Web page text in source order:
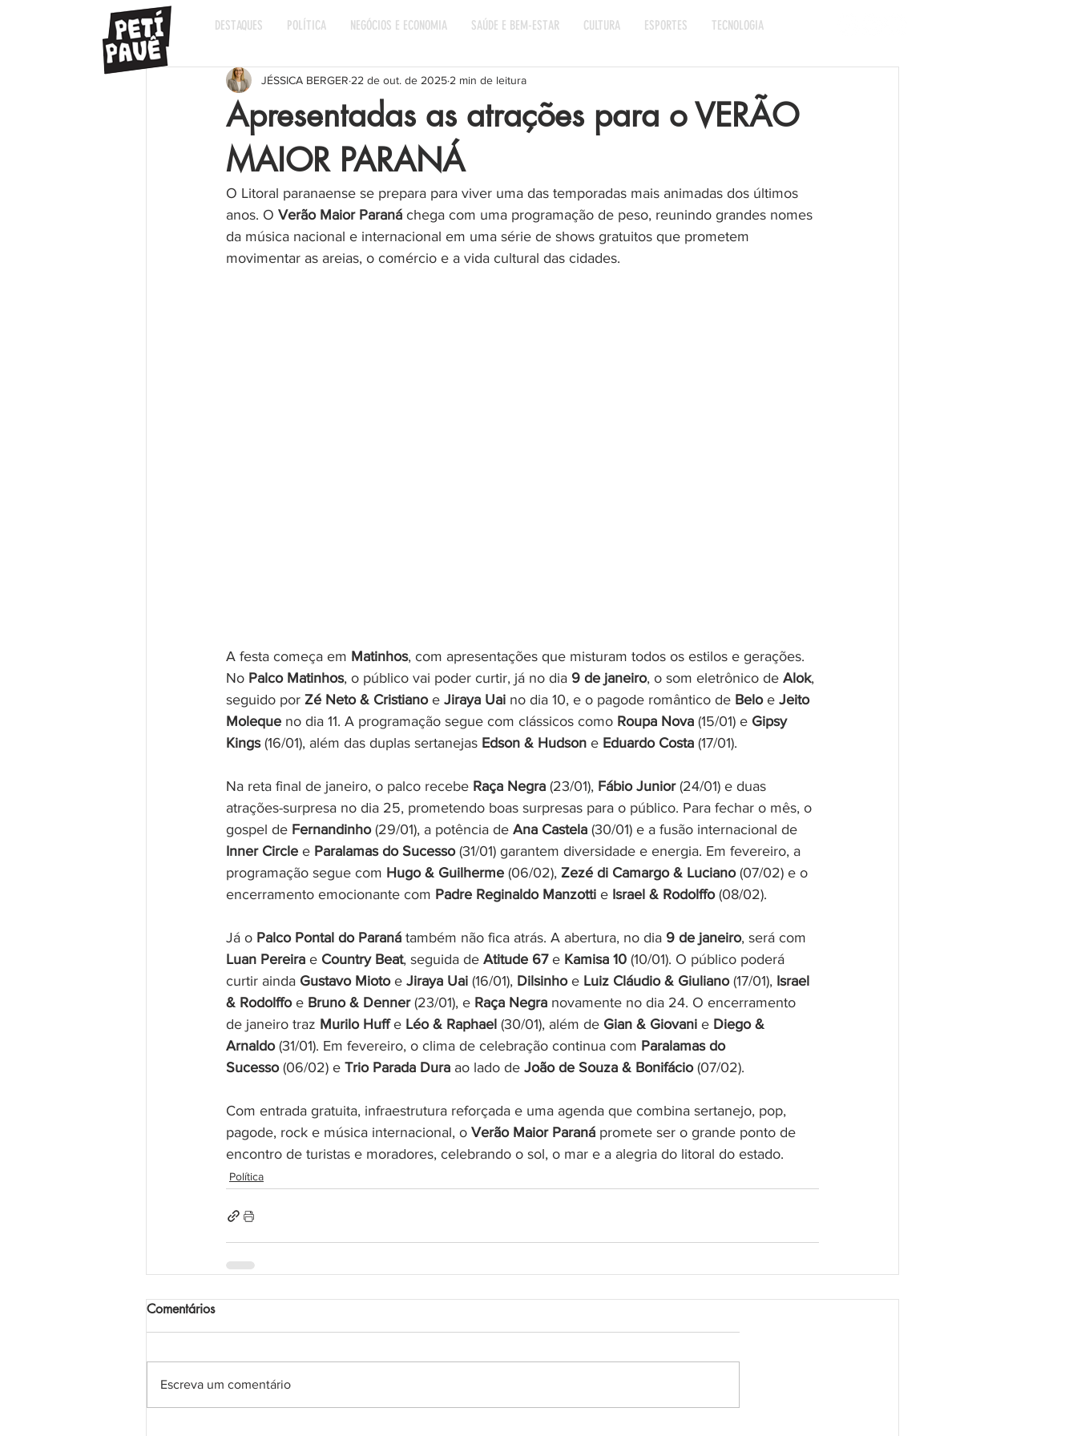
DESTAQUES POLÍTICA NEGÓCIOS E ECONOMIA SAÚDE E BEM-ESTAR CULTURA ESPORTES TECNOLOGIA
Apresentadas as atrações para o VERÃO
MAIOR PARANÁ
JÉSSICA BERGER 22 de out. de 2025 2 min de leitura
O Litoral paranaense se prepara para viver uma das temporadas mais animadas dos últimos
anos. O Verão Maior Paraná chega com uma programação de peso, reunindo grandes nomes
da música nacional e internacional em uma série de shows gratuitos que prometem
movimentar as areias, o comércio e a vida cultural das cidades.
A festa começa em Matinhos, com apresentações que misturam todos os estilos e gerações.
No Palco Matinhos, o público vai poder curtir, já no dia 9 de janeiro, o som eletrônico de Alok,
seguido por Zé Neto & Cristiano e Jiraya Uai no dia 10, e o pagode romântico de Belo e Jeito
Moleque no dia 11. A programação segue com clássicos como Roupa Nova (15/01) e Gipsy
Kings (16/01), além das duplas sertanejas Edson & Hudson e Eduardo Costa (17/01).
Na reta final de janeiro, o palco recebe Raça Negra (23/01), Fábio Junior (24/01) e duas
atrações-surpresa no dia 25, prometendo boas surpresas para o público. Para fechar o mês, o
gospel de Fernandinho (29/01), a potência de Ana Castela (30/01) e a fusão internacional de
Inner Circle e Paralamas do Sucesso (31/01) garantem diversidade e energia. Em fevereiro, a
programação segue com Hugo & Guilherme (06/02), Zezé di Camargo & Luciano (07/02) e o
encerramento emocionante com Padre Reginaldo Manzotti e Israel & Rodolffo (08/02).
Já o Palco Pontal do Paraná também não fica atrás. A abertura, no dia 9 de janeiro, será com
Luan Pereira e Country Beat, seguida de Atitude 67 e Kamisa 10 (10/01). O público poderá
curtir ainda Gustavo Mioto e Jiraya Uai (16/01), Dilsinho e Luiz Cláudio & Giuliano (17/01), Israel
& Rodolffo e Bruno & Denner (23/01), e Raça Negra novamente no dia 24. O encerramento
de janeiro traz Murilo Huff e Léo & Raphael (30/01), além de Gian & Giovani e Diego &
Arnaldo (31/01). Em fevereiro, o clima de celebração continua com Paralamas do
Sucesso (06/02) e Trio Parada Dura ao lado de João de Souza & Bonifácio (07/02).
Com entrada gratuita, infraestrutura reforçada e uma agenda que combina sertanejo, pop,
pagode, rock e música internacional, o Verão Maior Paraná promete ser o grande ponto de
encontro de turistas e moradores, celebrando o sol, o mar e a alegria do litoral do estado.
Política
Comentários
Escreva um comentário